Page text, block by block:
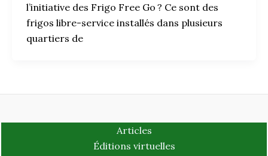
l’initiative des Frigo Free Go ? Ce sont des
frigos libre-service installés dans plusieurs
quartiers de
Articles
Éditions virtuelles